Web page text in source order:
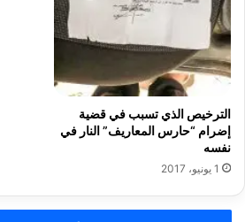
الترخيص الذي تسبب في قضية
إضرام “حارس المعاريف” النار في
نفسه
1 يونيو، 2017